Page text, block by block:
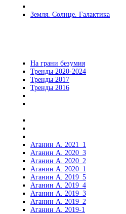
Земля. Солнце. Галактика
На грани безумия
Тренды 2020-2024
Тренды 2017
Тренды 2016
Аганин А. 2021_1
Аганин А. 2020_3
Аганин А. 2020_2
Аганин А. 2020_1
Аганин А. 2019_5
Аганин А. 2019_4
Аганин А. 2019_3
Аганин А. 2019_2
Аганин А. 2019-1